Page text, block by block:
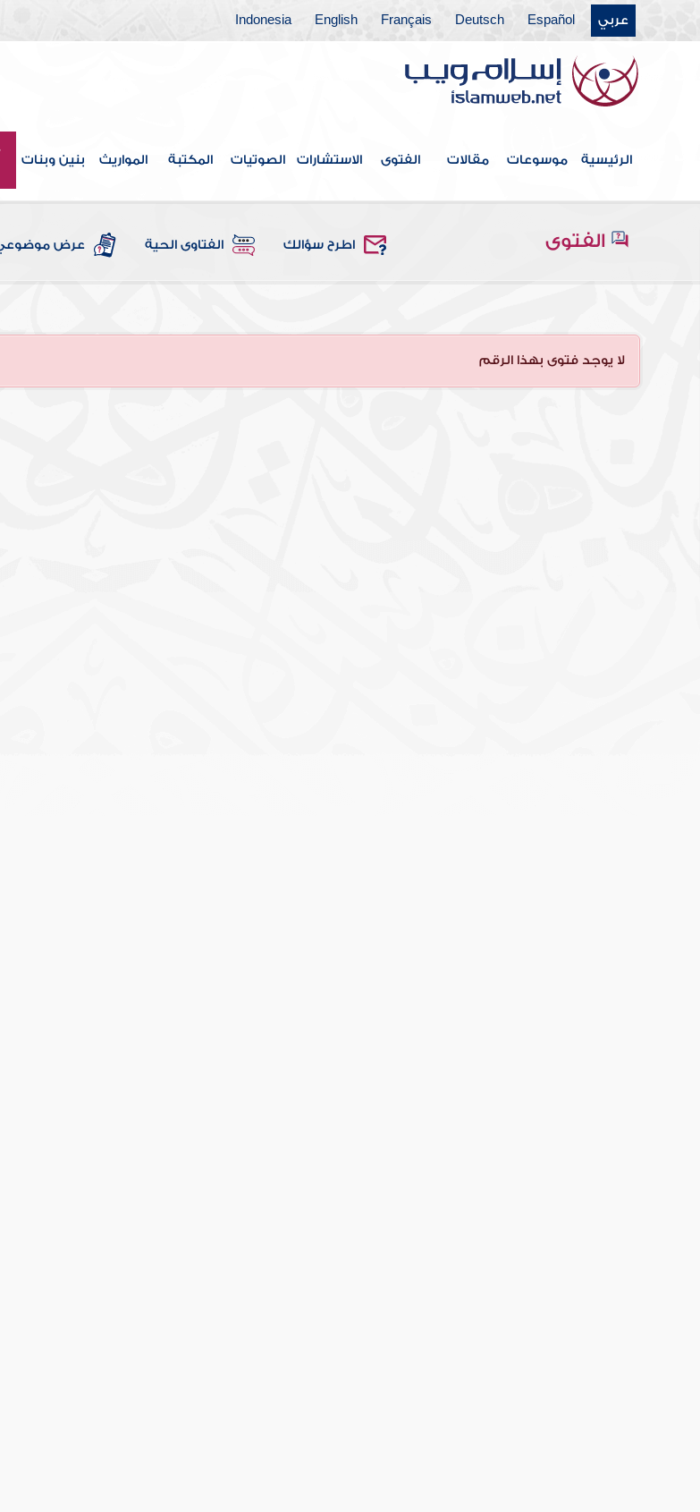
عربي Español
Deutsch
Français
English
Indonesia
الرئيسية موسوعات مقالات الفتوى الاستشارات الصوتيات المكتبة المواريث بنين وبنات
الفتوى اطرح سؤالك الفتاوى الحية عرض
لا يوجد فتوى بهذا الرقم